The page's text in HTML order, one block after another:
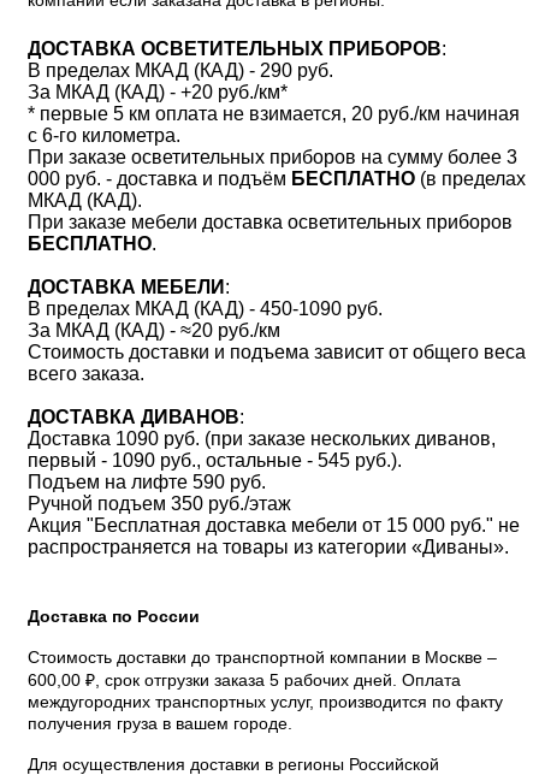
ДОСТАВКА ОСВЕТИТЕЛЬНЫХ ПРИБОРОВ:
В пределах МКАД (КАД) - 290 руб.
За МКАД (КАД) - +20 руб./км*
* первые 5 км оплата не взимается, 20 руб./км начиная
с 6-го километра.
При заказе осветительных приборов на сумму более 3
000 руб. - доставка и подъём БЕСПЛАТНО (в пределах
МКАД (КАД).
При заказе мебели доставка осветительных приборов
БЕСПЛАТНО.
ДОСТАВКА МЕБЕЛИ :
В пределах МКАД (КАД) - 450-1090 руб.
За МКАД (КАД) - ≈20 руб./км
Стоимость доставки и подъема зависит от общего веса
всего заказа.
ДОСТАВКА ДИВАНОВ:
Доставка 1090 руб. (при заказе нескольких диванов,
первый - 1090 руб., остальные - 545 руб.).
Подъем на лифте 590 руб.
Ручной подъем 350 руб./этаж
Акция "Бесплатная доставка мебели от 15 000 руб." не
распространяется на товары из категории «Диваны».
Доставка по России
Стоимость доставки до транспортной компании в Москве –
600,00 ₽, срок отгрузки заказа 5 рабочих дней. Оплата
междугородних транспортных услуг, производится по факту
получения груза в вашем городе.
Для осуществления доставки в регионы Российской